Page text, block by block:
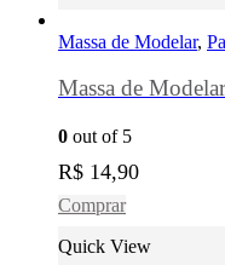
Massa de Modelar,
Massa de
0 out of 5
R$ 14,90
Comprar
Quick View